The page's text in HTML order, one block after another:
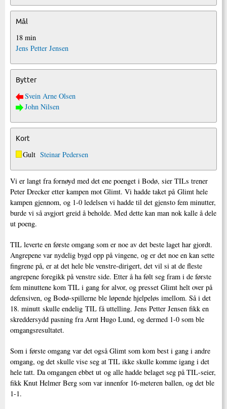
Mål
18 min
Jens Petter Jensen
Bytter
Svein Arne Olsen
John Nilsen
Kort
Gult Steinar Pedersen
Vi er langt fra fornøyd med det ene poenget i Bodø, sier TILs trener
Peter Drecker etter kampen mot Glimt. Vi hadde taket på Glimt hele
kampen gjennom, og 1-0 ledelsen vi hadde til det gjensto fem minutter,
burde vi så avgjort greid å beholde. Med dette kan man nok kalle å dele
ut poeng.
TIL leverte en første omgang som er noe av det beste laget har gjordt.
Angrepene var nydelig bygd opp på vingene, og er det noe en kan sette
fingrene på, er at det hele ble venstre-dirigert, det vil si at de fleste
angrepene foregikk på venstre side. Etter å ha følt seg fram i de første
fem minuttene kom TIL i gang for alvor, og presset Glimt helt over på
defensiven, og Bodø-spillerne ble løpende hjelpeløs imellom. Så i det
18. minutt skulle endelig TIL få uttelling. Jens Petter Jensen fikk en
skreddersydd pasning fra Arnt Hugo Lund, og dermed 1-0 som ble
omgangsresultatet.
Som i første omgang var det også Glimt som kom best i gang i andre
omgang, og det skulle vise seg at TIL ikke skulle komme igang i det
hele tatt. Da omgangen ebbet ut og alle hadde belaget seg på TIL-seier,
fikk Knut Helmer Berg som var innenfor 16-meteren ballen, og det ble
1-1.